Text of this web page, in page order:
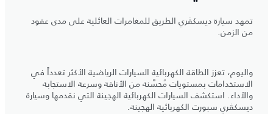
تمهد سيارة ديسكڤري الطريق للمغامرات العائلية على مدى عقود
من الزمن.
واليوم، تعزز الطاقة الكهربائية السيارات الرياضية الأكثر تعدداً في
الاستخدامات بمستويات مُحسَّنة من الأناقة وسرعة الاستجابة
والأداء. استكشف السيارات الكهربائية الهجينة التي نقدمها وسيارة
ديسكڤري سبورت الكهربائية الهجينة.